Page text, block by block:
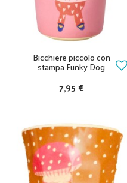
Bicchiere piccolo con
stampa Funky Dog
7,95 €